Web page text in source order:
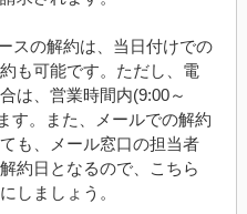
スの解約は、当日付けでの
も可能です。ただし、電
は、営業時間内(9:00～
す。また、メールでの解約
も、メール窓口の担当者
約日となるので、こちら
しましょう。